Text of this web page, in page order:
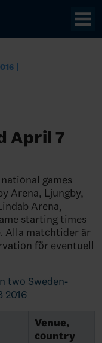
April 7
games
Arena, Ljungby,
Arena,
starting times
Alla matchtider är
för eventuell
two Sweden-
2016
Venue,
country